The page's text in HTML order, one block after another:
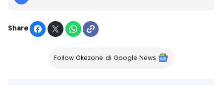
Share
Follow Okezone di Google News